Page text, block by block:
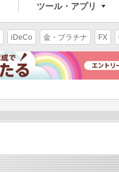
ツール・アプリ
iDeCo 金・プラチナ FX